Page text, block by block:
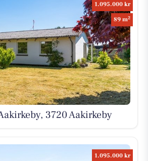
1.095.000 kr
89 m2
3720 Aakirkeby
1.095.000 kr